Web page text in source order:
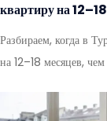
квартиру на
Разбираем, когда в
на 12–18 месяцев,